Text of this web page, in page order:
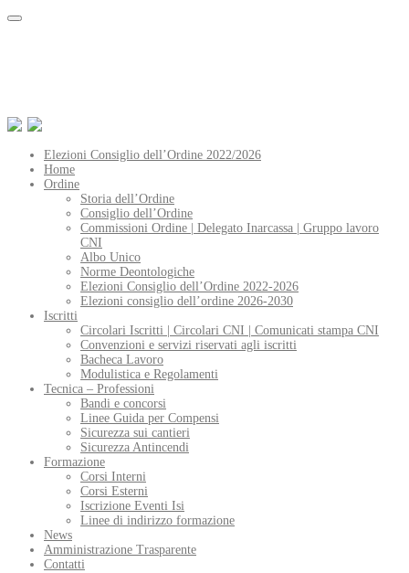
Elezioni Consiglio dell’Ordine 2022/2026
Home
Ordine
Storia dell’Ordine
Consiglio dell’Ordine
Commissioni Ordine | Delegato Inarcassa | Gruppo lavoro
CNI
Albo Unico
Norme Deontologiche
Elezioni Consiglio dell’Ordine 2022-2026
Elezioni consiglio dell’ordine 2026-2030
Iscritti
Circolari Iscritti | Circolari CNI | Comunicati stampa CNI
Convenzioni e servizi riservati agli iscritti
Bacheca Lavoro
Modulistica e Regolamenti
Tecnica – Professioni
Bandi e concorsi
Linee Guida per Compensi
Sicurezza sui cantieri
Sicurezza Antincendi
Formazione
Corsi Interni
Corsi Esterni
Iscrizione Eventi Isi
Linee di indirizzo formazione
News
Amministrazione Trasparente
Contatti